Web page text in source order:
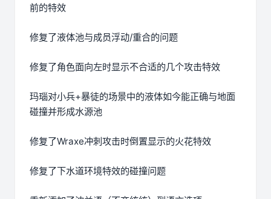
前的特效
修复了液体池与成员浮动/重合的问题
修复了角色面向左时显示不合适的几个攻击特效
玛瑙对小兵+暴徒的场景中的液体如今能正确与地面
碰撞并形成水源池
修复了Wraxe冲刺攻击时倒置显示的火花特效
修复了下水道环境特效的碰撞问题